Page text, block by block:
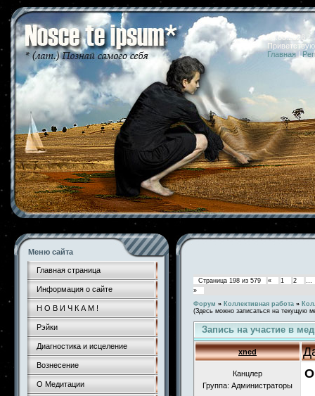
08.08.2026
Главная |
Меню сайта
Главная страница
Информация о сайте
Н О В И Ч К А М !
Рэйки
Диагностика и исцеление
Вознесение
О Медитации
Страница 198 из 579 « 1 2
…
»
Форум » Коллективная работа »
(Здесь можно записаться на текущую
Запись на участие в
xned
Канцлер
Группа: Администраторы
О